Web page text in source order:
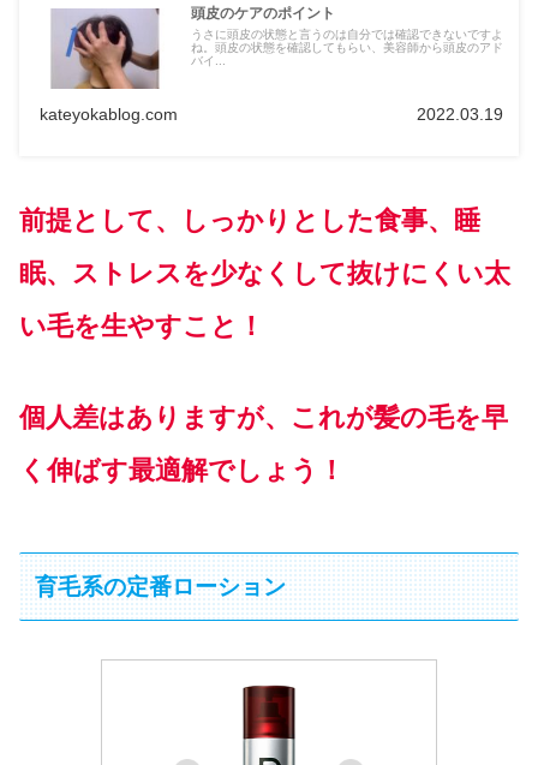
頭皮のケアのポイント
うさに頭皮の状態と言うのは自分では確認できないですよ
ね。頭皮の状態を確認してもらい、美容師から頭皮のアド
バイ...
kateyokablog.com 2022.03.19
前提として、しっかりとした食事、睡
眠、ストレスを少なくして抜けにくい太
い毛を生やすこと！
個人差はありますが、これが髪の毛を早
く伸ばす最適解でしょう！
育毛系の定番ローション